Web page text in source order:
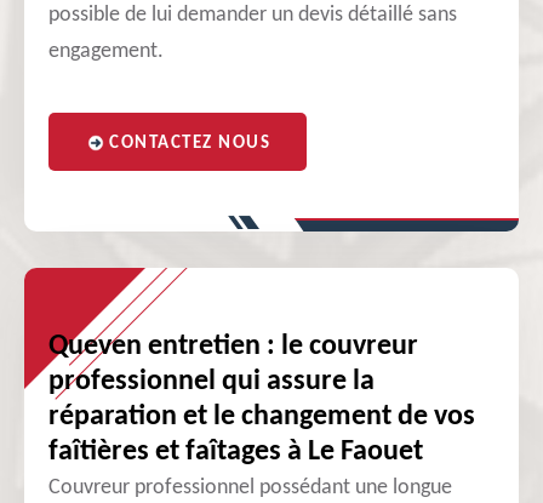
possible de lui demander un devis détaillé sans
engagement.
CONTACTEZ NOUS
Queven entretien : le couvreur
professionnel qui assure la
réparation et le changement de vos
faîtières et faîtages à Le Faouet
Couvreur professionnel possédant une longue